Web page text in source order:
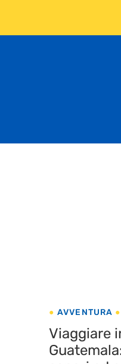
AVVENTURA
Viaggiare